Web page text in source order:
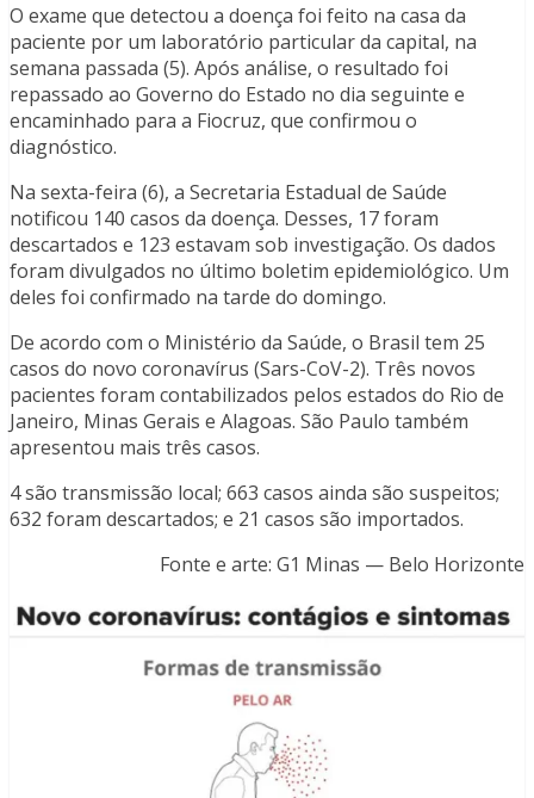
O exame que detectou a doença foi feito na casa da
paciente por um laboratório particular da capital, na
semana passada (5). Após análise, o resultado foi
repassado ao Governo do Estado no dia seguinte e
encaminhado para a Fiocruz, que confirmou o
diagnóstico.
Na sexta-feira (6), a Secretaria Estadual de Saúde
notificou 140 casos da doença. Desses, 17 foram
descartados e 123 estavam sob investigação. Os dados
foram divulgados no último boletim epidemiológico. Um
deles foi confirmado na tarde do domingo.
De acordo com o Ministério da Saúde, o Brasil tem 25
casos do novo coronavírus (Sars-CoV-2). Três novos
pacientes foram contabilizados pelos estados do Rio de
Janeiro, Minas Gerais e Alagoas. São Paulo também
apresentou mais três casos.
4 são transmissão local; 663 casos ainda são suspeitos;
632 foram descartados; e 21 casos são importados.
Fonte e arte: G1 Minas — Belo Horizonte